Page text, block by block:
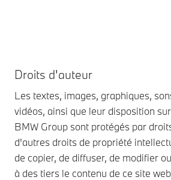
Droits d'auteur
Les textes, images, graphiques,
vidéos, ainsi que leur disposition
BMW Group sont protégés par
d'autres droits de propriété
de copier, de diffuser, de modifier
à des tiers le contenu de ce site